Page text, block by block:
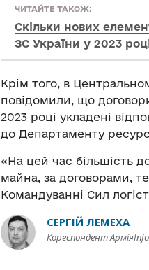
ЧИТАЙТЕ ТАКОЖ:
Скільки нових
ЗС України у 2023
Крім того, в
повідомили, що
2023 році укладені
до Департаменту
«На цей час більшість
майна, за договорами,
Командуванні Сил
СЕРГІЙ ЛЕМЕХА
Кореспондент